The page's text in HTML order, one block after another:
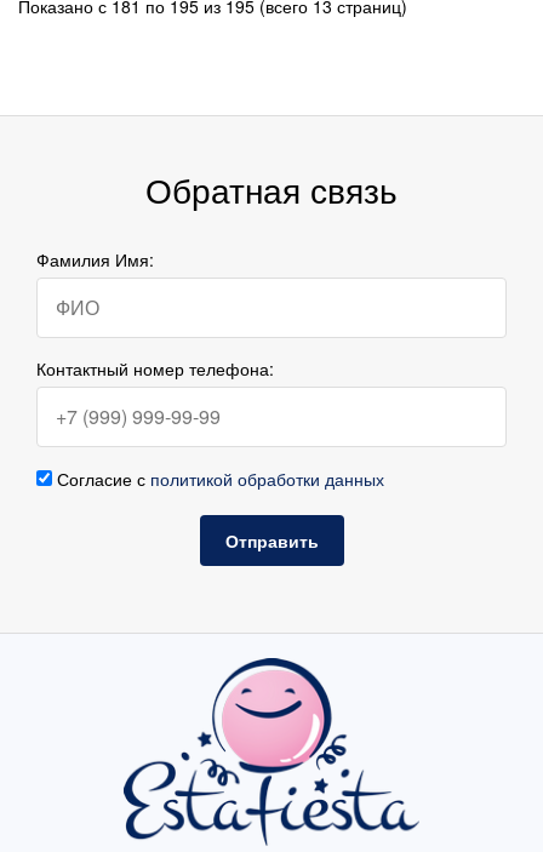
Показано с 181 по 195 из 195 (всего 13 страниц)
Обратная связь
Фамилия Имя:
Контактный номер телефона:
Согласие с политикой обработки данных
Отправить